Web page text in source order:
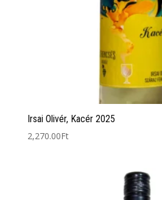
Irsai Olivér, Kacér 2025
2,270.00Ft